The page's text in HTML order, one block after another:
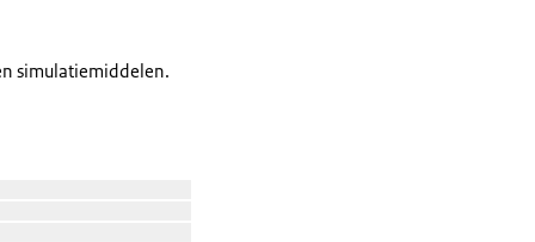
simulatiemiddelen.
weergave
vergrote weergave